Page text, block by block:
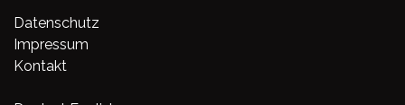
Datenschutz
Impressum
Kontakt